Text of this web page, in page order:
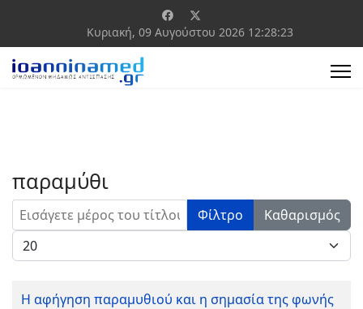
Κυριακή, 09 Αυγούστου 2026 12:28:23
παραμύθι
Εισάγετε μέρος του τίτλου. Φίλτρο
Καθαρισμός
Εμφάνιση #
Η αφήγηση παραμυθιού και η σημασία της φωνής